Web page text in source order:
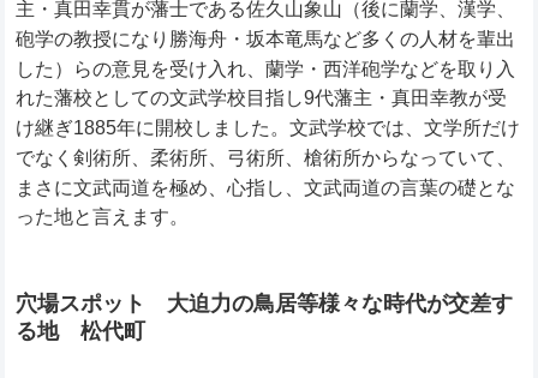
主・真田幸貫が藩士である佐久山象山（後に蘭学、漢学、
砲学の教授になり勝海舟・坂本竜馬など多くの人材を輩出
した）らの意見を受け入れ、蘭学・西洋砲学などを取り入
れた藩校としての文武学校目指し9代藩主・真田幸教が受
け継ぎ1885年に開校しました。文武学校では、文学所だけ
でなく剣術所、柔術所、弓術所、槍術所からなっていて、
まさに文武両道を極め、心指し、文武両道の言葉の礎とな
った地と言えます。
穴場スポット 大迫力の鳥居等様々な時代が交差す
る地 松代町